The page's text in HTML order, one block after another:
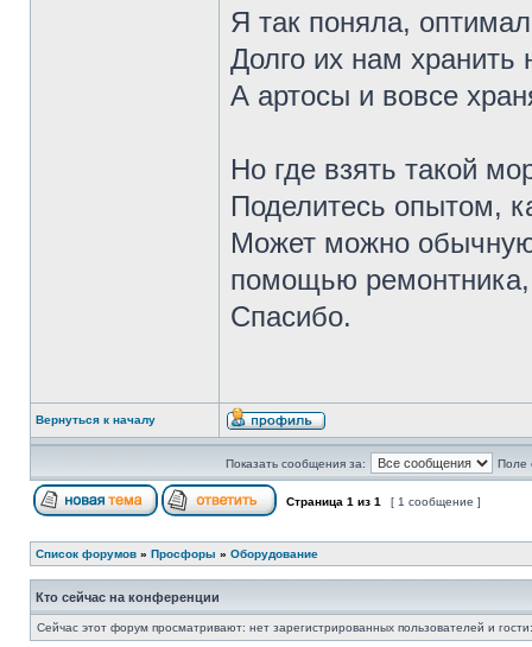
Я так поняла,
Долго их нам хранить
А артосы и вовсе
Но где взять такой
Поделитесь опытом,
Может можно
помощью ремонтника,
Спасибо.
Вернуться к началу
Показать сообщения за: Поле
Страница 1 из 1 [ 1 сообщение ]
Список форумов » Просфоры » Оборудование
Кто сейчас на конференции
Сейчас этот форум просматривают: нет зарегистрированных пользователей и